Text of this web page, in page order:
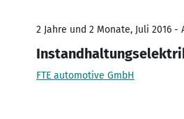
2 Jahre und 2 Monate, Juli 2016 -
FTE automotive GmbH